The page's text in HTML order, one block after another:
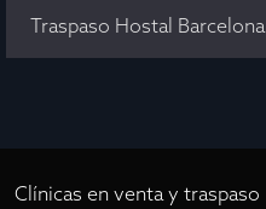
Traspaso Hostal Barcelona
Clínicas en venta y traspaso